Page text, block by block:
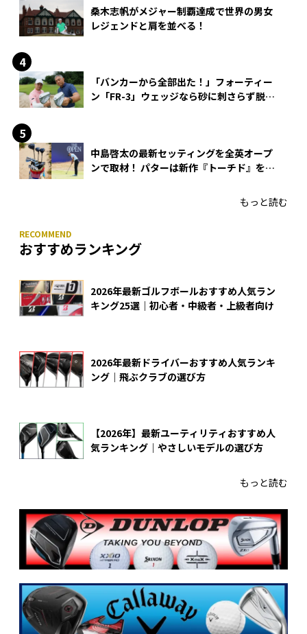
桑木志帆がメジャー制覇達成で世界の男女
レジェンドと肩を並べる！
「バンカーから全部出た！」フォーティー
ン「FR-3」ウェッジなら砂に刺さらず脱出
中島啓太の最新セッティングを全英オープ
ンで取材！ パターは新作『トーチド』を投
もっと読む
おすすめランキング
2026年最新ゴルフボールおすすめ人気ラン
キング25選｜初心者・中級者・上級者向け
2026年最新ドライバーおすすめ人気ランキ
ング｜飛ぶクラブの選び方
【2026年】最新ユーティリティおすすめ人
気ランキング｜やさしいモデルの選び方
もっと読む